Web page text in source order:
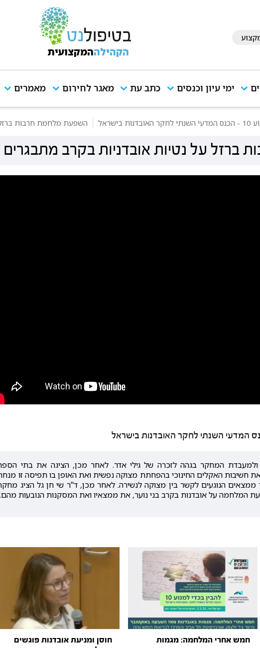
הקהילההמקצועית
ימי עיון וכנסים כתב עת מאגר לחירום מאמרים
השפעת מלחמת חרבות ברזל
על נטיות אובדניות בקרב
המחקר בגהה לזכרה של גילי אדר. לאחר מכן, הציגה את בתי
חשיבות האקלים החינוכי בהפחתת מצוקה נפשית ואת האופן בו תפיסה זו
הנוגעים לקשר בין מצוקה לנשירה. לאחר מכן, ד"ר שי חן גל הציג
המלחמה על אובדנות בקרב בני נוער, את ממצאיו ואת המסקנות הנובעות מהם.
חמש אחרי המלחמה: מגמות
חוסן ומניעת אובדנות פוגשים